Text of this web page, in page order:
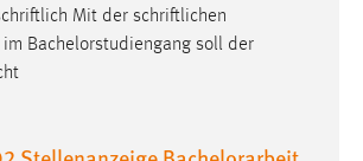
Mit der schriftlichen
Bachelorstudiengang soll der